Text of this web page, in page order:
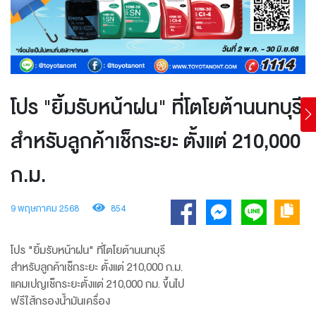
โปร "ยิ้มรับหน้าฝน" ที่โตโยต้านนทบุรี
สำหรับลูกค้าเช็กระยะ ตั้งแต่ 210,000
ก.ม.
9 พฤษภาคม 2568 854
โปร "ยิ้มรับหน้าฝน" ที่โตโยต้านนทบุรี
สำหรับลูกค้าเช็กระยะ ตั้งแต่ 210,000 ก.ม.
แคมเปญเช็กระยะตั้งแต่ 210,000 กม. ขึ้นไป
ฟรีใส้กรองน้ำมันเครื่อง